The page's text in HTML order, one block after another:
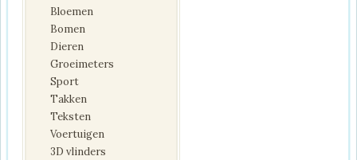
Bloemen
Bomen
Dieren
Groeimeters
Sport
Takken
Teksten
Voertuigen
3D vlinders